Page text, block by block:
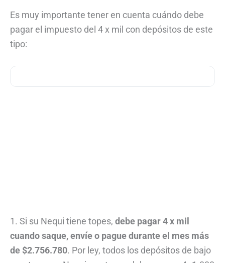
Es muy importante tener en cuenta cuándo debe
pagar el impuesto del 4 x mil con depósitos de este
tipo:
1. Si su Nequi tiene topes, debe pagar 4 x mil
cuando saque, envíe o pague durante el mes más
de $2.756.780. Por ley, todos los depósitos de bajo